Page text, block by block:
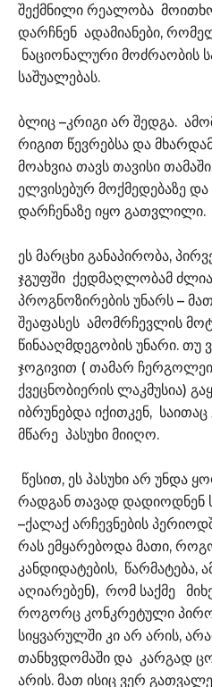
შექმნილი რეალობა
დარჩნენ ადამიანები,
ნაციონალური მოძრაობის
საშუალებას.
ბლიც –კრიგი არ შედგა.
რიგით წევრებსა და
მოახვია თავს თავისი
ელვისებურ მოქმედებაზე
დარჩენაზე იყო გათვლილი.
ეს მარცხი განაპირობა,
ჯგუფში ქედმაღლობამ
პროგნოზირების უნარს –
შეაფასეს ამომრჩევლის
წინააღმდეგობის უნარი. თუ
ჯოგივით ( თამარ
ქვეცნობიერის ლაკმუსია)
იბრუნებდა იქითკენ,
მწარე პასუხი მიიღო.
წესით, ეს პასუხი არ
რადგან თავად
–ქალაქ არჩევნების
რას ემყარებოდა მათი,
კანდიდატების, წარმატება,
აღიარებენ), რომ საქმე
როგორც კონკრეტული
სიყვარულში კი არ არის,
თანხვდომაში და კარგად
არის. მათ ისიც ვერ